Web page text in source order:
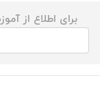
برای اطلاع از